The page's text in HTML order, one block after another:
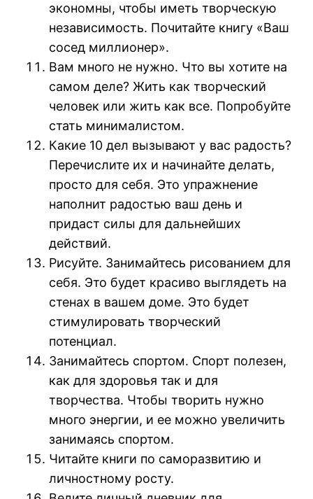
экономны, чтобы иметь творческую
независимость. Почитайте книгу «Ваш
сосед миллионер».
Вам много не нужно. Что вы хотите на
самом деле? Жить как творческий
человек или жить как все. Попробуйте
стать минималистом.
Какие 10 дел вызывают у вас радость?
Перечислите их и начинайте делать,
просто для себя. Это упражнение
наполнит радостью ваш день и
придаст силы для дальнейших
действий.
Рисуйте. Занимайтесь рисованием для
себя. Это будет красиво выглядеть на
стенах в вашем доме. Это будет
стимулировать творческий
потенциал.
Занимайтесь спортом. Спорт полезен,
как для здоровья так и для
творчества. Чтобы творить нужно
много энергии, и ее можно увеличить
занимаясь спортом.
Читайте книги по саморазвитию и
личностному росту.